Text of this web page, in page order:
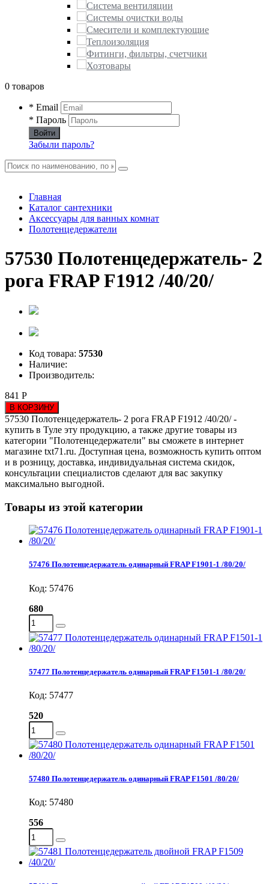
Система вентиляции
Системы очистки воды
Смесители и комплектующие
Теплоизоляция
Фитинги, фильтры, счетчики
Хозтовары
0 товаров
* Email
* Пароль
Войти
Забыли пароль?
Главная
Каталог сантехники
Аксессуары для ванных комнат
Полотенцедержатели
57530 Полотенцедержатель- 2
рога FRAP F1912 /40/20/
Код товара: 57530
Наличие:
Производитель:
841 Р
В КОРЗИНУ
57530 Полотенцедержатель- 2 рога FRAP F1912 /40/20/ -
купить в Туле эту продукцию, а также другие товары из
категории "Полотенцедержатели" вы сможете в интернет
магазине txt71.ru. Доступная цена, возможность купить оптом
и в розницу, доставка, индивидуальная система скидок,
консультации специалистов сделают для вас закупку
максимально выгодной.
Товары из этой категории
57476 Полотенцедержатель одинарный FRAP F1901-1 /80/20/
Код: 57476
680
57477 Полотенцедержатель одинарный FRAP F1501-1 /80/20/
Код: 57477
520
57480 Полотенцедержатель одинарный FRAP F1501 /80/20/
Код: 57480
556